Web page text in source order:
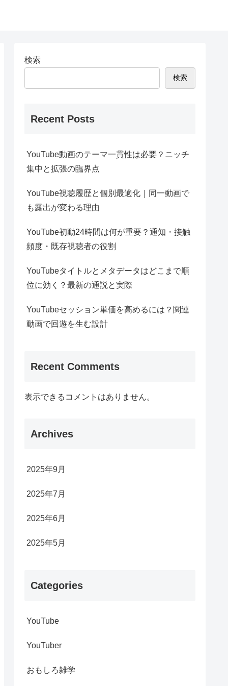
検索
検索
Recent Posts
YouTube動画のテーマ一貫性は必要？ニッチ
集中と拡張の臨界点
YouTube視聴履歴と個別最適化｜同一動画で
も露出が変わる理由
YouTube初動24時間は何が重要？通知・接触
頻度・既存視聴者の役割
YouTubeタイトルとメタデータはどこまで順
位に効く？最新の通説と実際
YouTubeセッション単価を高めるには？関連
動画で回遊を生む設計
Recent Comments
表示できるコメントはありません。
Archives
2025年9月
2025年7月
2025年6月
2025年5月
Categories
YouTube
YouTuber
おもしろ雑学